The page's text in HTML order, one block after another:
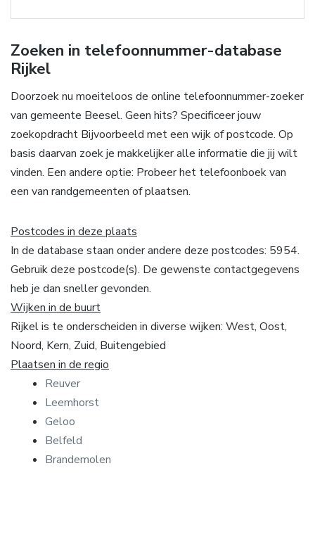
Zoeken in telefoonnummer-database
Rijkel
Doorzoek nu moeiteloos de online telefoonnummer-zoeker
van gemeente Beesel. Geen hits? Specificeer jouw
zoekopdracht Bijvoorbeeld met een wijk of postcode. Op
basis daarvan zoek je makkelijker alle informatie die jij wilt
vinden. Een andere optie: Probeer het telefoonboek van
een van randgemeenten of plaatsen.
Postcodes in deze plaats
In de database staan onder andere deze postcodes: 5954.
Gebruik deze postcode(s). De gewenste contactgegevens
heb je dan sneller gevonden.
Wijken in de buurt
Rijkel is te onderscheiden in diverse wijken: West, Oost,
Noord, Kern, Zuid, Buitengebied
Plaatsen in de regio
Reuver
Leemhorst
Geloo
Belfeld
Brandemolen